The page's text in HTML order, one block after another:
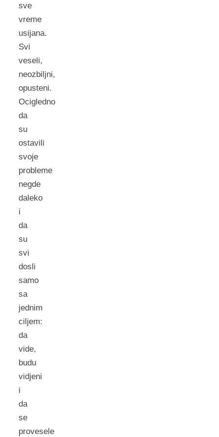
sve
vreme
usijana.
Svi
veseli,
neozbiljni,
opusteni.
Ocigledno
da
su
ostavili
svoje
probleme
negde
daleko
i
da
su
svi
dosli
samo
sa
jednim
ciljem:
da
vide,
budu
vidjeni
i
da
se
provesele